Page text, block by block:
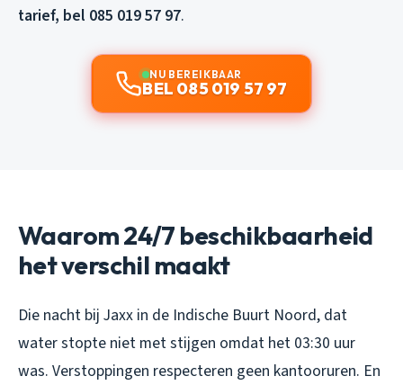
tarief, bel 085 019 57 97.
NU BEREIKBAAR
BEL 085 019 57 97
Waarom 24/7 beschikbaarheid
het verschil maakt
Die nacht bij Jaxx in de Indische Buurt Noord, dat
water stopte niet met stijgen omdat het 03:30 uur
was. Verstoppingen respecteren geen kantooruren. En